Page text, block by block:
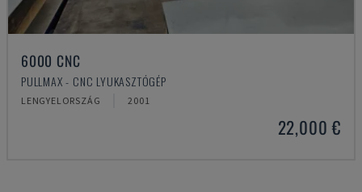
6000 CNC
PULLMAX - CNC LYUKASZTÓGÉP
LENGYELORSZÁG 2001
22,000 €